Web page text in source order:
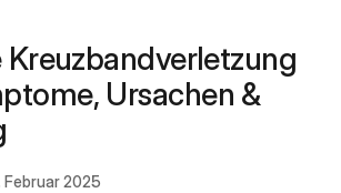
Kreuzbandverletzung
Ursachen &
Februar 2025